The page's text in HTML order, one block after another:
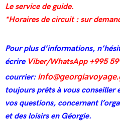
Le service de guide.
*Horaires de circuit : sur
Pour plus d’informations,
écrire Viber/WhatsApp +995
courrier:
toujours prêts à vous
vos questions, concernant
et des loisirs en Géorgie.